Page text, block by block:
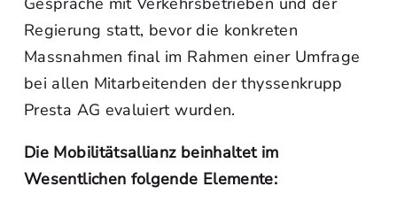
Regierung statt, bevor die konkreten
Massnahmen final im Rahmen einer Umfrage
bei allen Mitarbeitenden der thyssenkrupp
Presta AG evaluiert wurden.
Die Mobilitätsallianz beinhaltet im
Wesentlichen folgende Elemente: